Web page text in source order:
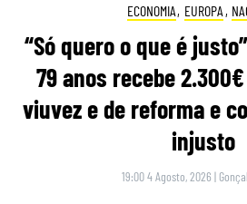
ECONOMIA, EUROPA ,
“Só quero o que é
79 anos recebe
viuvez e de reforma e
injusto
19:00 4 Agosto, 2026 |